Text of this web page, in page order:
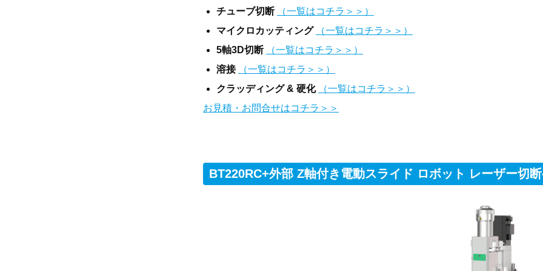
チューブ切断
（一覧はコチラ＞＞）
マイクロカッティング
（一覧はコチラ＞＞）
5軸3D切断
（一覧はコチラ＞＞）
溶接
（一覧はコチラ＞＞）
クラッディング & 硬化
（一覧はコチラ＞＞）
お見積・お問合せはコチラ＞＞
BT220RC+外部 Z軸付き電動スライド ロボット レーザー切